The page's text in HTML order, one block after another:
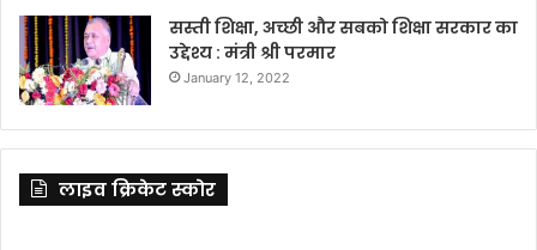
सस्ती शिक्षा, अच्छी और सबको शिक्षा सरकार का
उद्देश्य : मंत्री श्री परमार
January 12, 2022
लाइव क्रिकेट स्कोर